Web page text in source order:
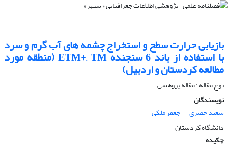
بازیابی حرارت سطح و استخراج چشمه های آب گرم و سرد
با استفاده از باند 6 سنجنده ETM+, TM (منطقه مورد
مطالعه کردستان و اردبیل)
نوع مقاله : مقاله پژوهشی
نویسندگان
سعید خضری
جعفر ملکی
دانشگاه کردستان
چکیده